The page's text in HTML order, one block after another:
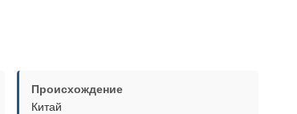
Происхождение
Китай